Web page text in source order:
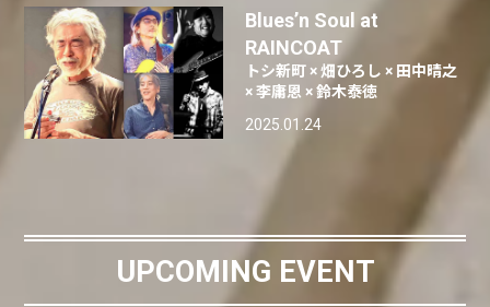
Blues’n Soul at
RAINCOAT
トシ新町 × 畑ひろし × 田中晴之
× 李庸恩 × 鈴木泰徳
2025.01.24
UPCOMING EVENT